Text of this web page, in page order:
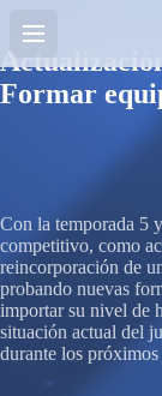
Formar
Con la temporada 5
competitivo, como
reincorporación de
probando nuevas
importar su nivel de
situación actual del
durante los próximos